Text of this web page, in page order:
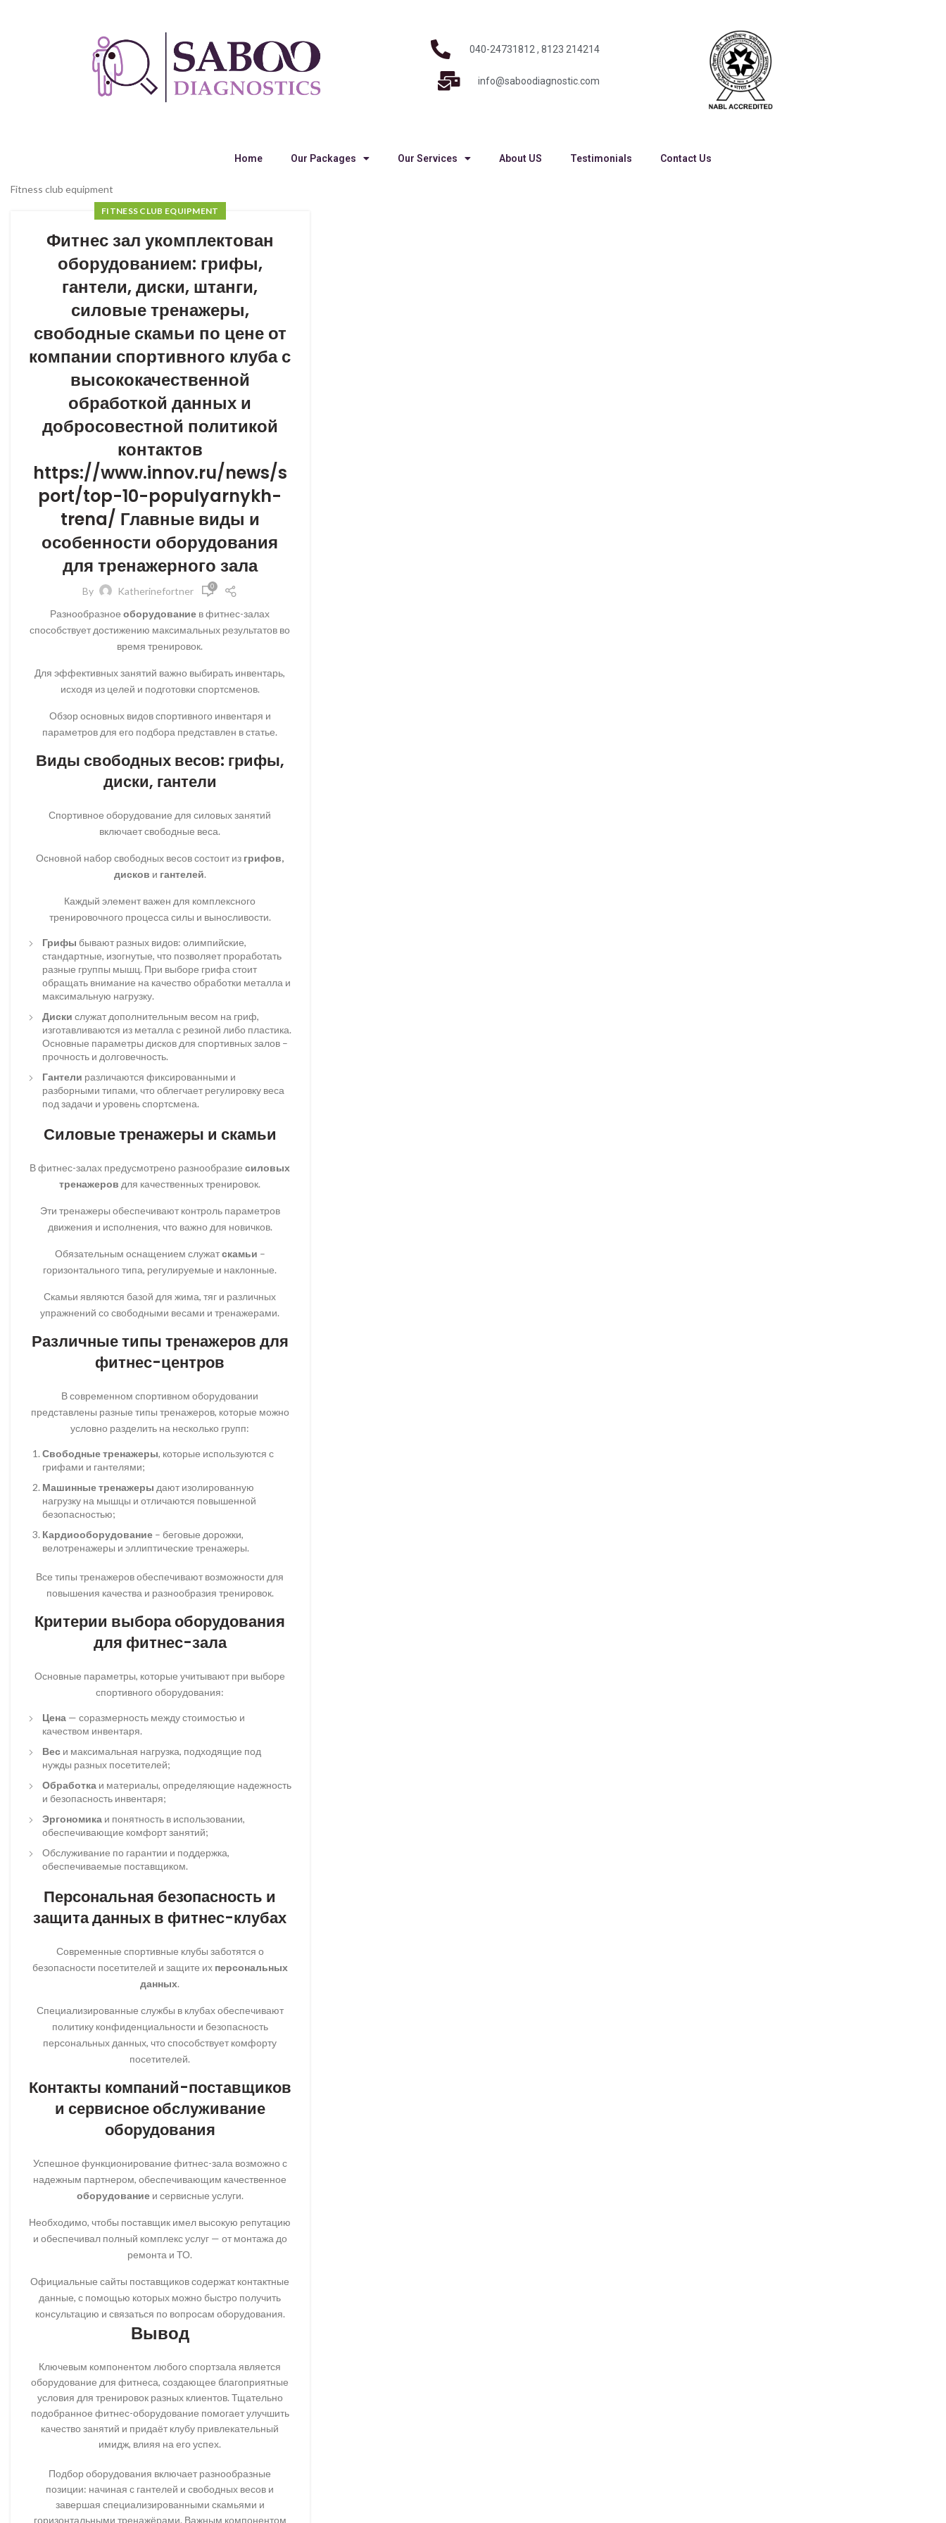
040-24731812 , 8123 214214
info@saboodiagnostic.com
Home Our Packages Our Services About US Testimonials Contact Us
Fitness club equipment
FITNESS CLUB EQUIPMENT
Фитнес зал укомплектован
оборудованием: грифы,
гантели, диски, штанги,
силовые тренажеры,
свободные скамьи по цене от
компании спортивного клуба с
высококачественной
обработкой данных и
добросовестной политикой
контактов
https://www.innov.ru/news/s
port/top-10-populyarnykh-
trena/ Главные виды и
особенности оборудования
для тренажерного зала
By Katherinefortner 0
Разнообразноеоборудование в фитнес-залах
способствует достижению максимальных результатов во
время тренировок.
Для эффективных занятий важно выбирать инвентарь,
исходя из целей и подготовки спортсменов.
Обзор основных видов спортивного инвентаря и
параметров для его подбора представлен в статье.
Виды свободных весов: грифы,
диски, гантели
Спортивное оборудование для силовых занятий
включает свободные веса.
Основной набор свободных весов состоит из грифов,
дисков и гантелей.
Каждый элемент важен для комплексного
тренировочного процесса силы и выносливости.
Грифы бывают разных видов: олимпийские,
стандартные, изогнутые, что позволяет проработать
разные группы мышц. При выборе грифа стоит
обращать внимание на качество обработки металла и
максимальную нагрузку.
Диски служат дополнительным весом на гриф,
изготавливаются из металла с резиной либо пластика.
Основные параметры дисков для спортивных залов –
прочность и долговечность.
Гантели различаются фиксированными и
разборными типами, что облегчает регулировку веса
под задачи и уровень спортсмена.
Силовые тренажеры и скамьи
В фитнес-залах предусмотрено разнообразиесиловых
тренажеров для качественных тренировок.
Эти тренажеры обеспечивают контроль параметров
движения и исполнения, что важно для новичков.
Обязательным оснащением служатскамьи –
горизонтального типа, регулируемые и наклонные.
Скамьи являются базой для жима, тяг и различных
упражнений со свободными весами и тренажерами.
Различные типы тренажеров для
фитнес-центров
В современном спортивном оборудовании
представлены разные типы тренажеров, которые можно
условно разделить на несколько групп:
Свободные тренажеры, которые используются с
грифами и гантелями;
Машинные тренажеры дают изолированную
нагрузку на мышцы и отличаются повышенной
безопасностью;
Кардиооборудование – беговые дорожки,
велотренажеры и эллиптические тренажеры.
Все типы тренажеров обеспечивают возможности для
повышения качества и разнообразия тренировок.
Критерии выбора оборудования
для фитнес-зала
Основные параметры, которые учитывают при выборе
спортивного оборудования:
Цена — соразмерность между стоимостью и
качеством инвентаря.
Вес и максимальная нагрузка, подходящие под
нужды разных посетителей;
Обработка и материалы, определяющие надежность
и безопасность инвентаря;
Эргономика и понятность в использовании,
обеспечивающие комфорт занятий;
Обслуживание по гарантии и поддержка,
обеспечиваемые поставщиком.
Персональная безопасность и
защита данных в фитнес-клубах
Современные спортивные клубы заботятся о
безопасности посетителей и защите их персональных
данных.
Специализированные службы в клубах обеспечивают
политику конфиденциальности и безопасность
персональных данных, что способствует комфорту
посетителей.
Контакты компаний-поставщиков
и сервисное обслуживание
оборудования
Успешное функционирование фитнес-зала возможно с
надежным партнером, обеспечивающим качественное
оборудованиеи сервисные услуги.
Необходимо, чтобы поставщик имел высокую репутацию
и обеспечивал полный комплекс услуг — от монтажа до
ремонта и ТО.
Официальные сайты поставщиков содержат контактные
данные, с помощью которых можно быстро получить
консультацию и связаться по вопросам оборудования.
Вывод
Ключевым компонентом любого спортзала является
оборудование для фитнеса, создающее благоприятные
условия для тренировок разных клиентов. Тщательно
подобранное фитнес-оборудование помогает улучшить
качество занятий и придаёт клубу привлекательный
имидж, влияя на его успех.
Подбор оборудования включает разнообразные
позиции: начиная с гантелей и свободных весов и
завершая специализированными скамьями и
горизонтальными тренажёрами. Важным компонентом